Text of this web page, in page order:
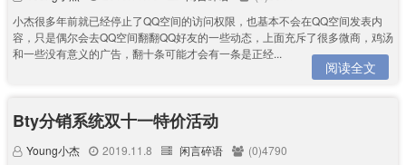
小杰很多年前就已经停止了QQ空间的访问权限，也基本不会在QQ空间发表内
容，只是偶尔会去QQ空间翻翻QQ好友的一些动态，上面充斥了很多微商，鸡汤
和一些没有意义的广告，翻十条可能才会有一条是正经...
阅读全文
Bty分销系统双十一特价活动
Young小杰 2019.11.8 闲言碎语
(0)4790